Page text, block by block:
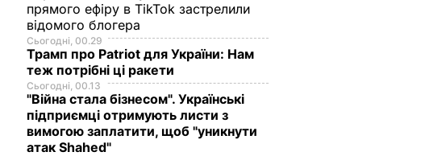
прямого ефіру в TikTok застрелили
відомого блогера
Сьогодні, 00.29
Трамп про Patriot для України: Нам
теж потрібні ці ракети
Сьогодні, 00.13
"Війна стала бізнесом". Українські
підприємці отримують листи з
вимогою заплатити, щоб "уникнути
атак Shahed"